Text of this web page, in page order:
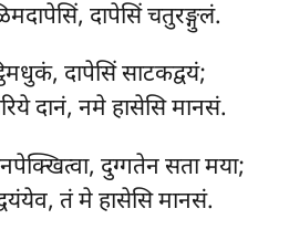
दापेसिं चतुरङ्गुलं.
दापेसिं साटकद्वयं;
दानं, नमे हासेसि मानसं.
दुग्गतेन सता मया;
द्वयंयेव, तं मे हासेसि मानसं.